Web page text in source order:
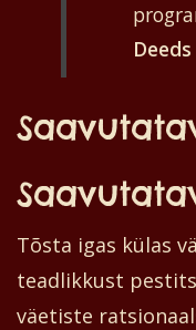
Deeds
Tõsta igas külas
teadlikkust
väetiste